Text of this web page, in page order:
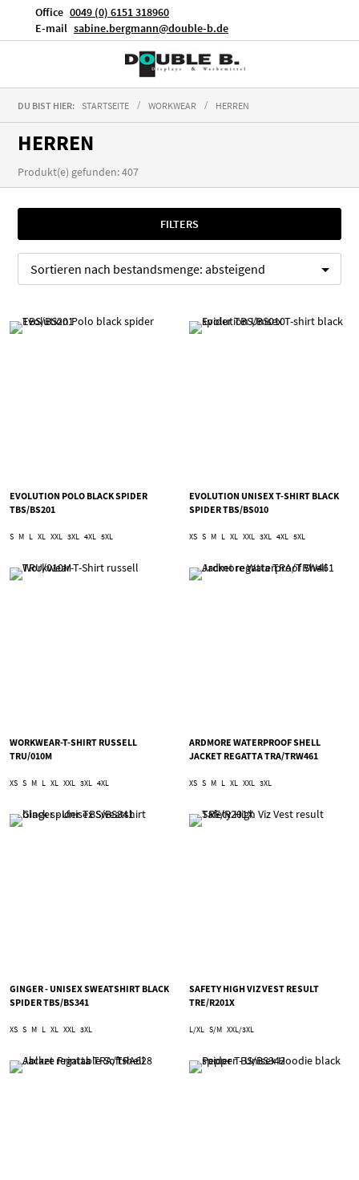
Office 0049 (0) 6151 318960
E-mail sabine.bergmann@double-b.de
DU BIST HIER: STARTSEITE WORKWEAR HERREN
HERREN
Produkt(e) gefunden: 407
FILTERS
Sortieren nach bestandsmenge: absteigend
EVOLUTION POLO BLACK SPIDER
TBS/BS201
S M L XL XXL 3XL 4XL 5XL
EVOLUTION UNISEX T-SHIRT BLACK
SPIDER TBS/BS010
XS S M L XL XXL 3XL 4XL 5XL
WORKWEAR-T-SHIRT RUSSELL
TRU/010M
XS S M L XL XXL 3XL 4XL
ARDMORE WATERPROOF SHELL
JACKET REGATTA TRA/TRW461
XS S M L XL XXL 3XL
GINGER - UNISEX SWEATSHIRT BLACK
SPIDER TBS/BS341
XS S M L XL XXL 3XL
SAFETY HIGH VIZ VEST RESULT
TRE/R201X
L/XL S/M XXL/3XL